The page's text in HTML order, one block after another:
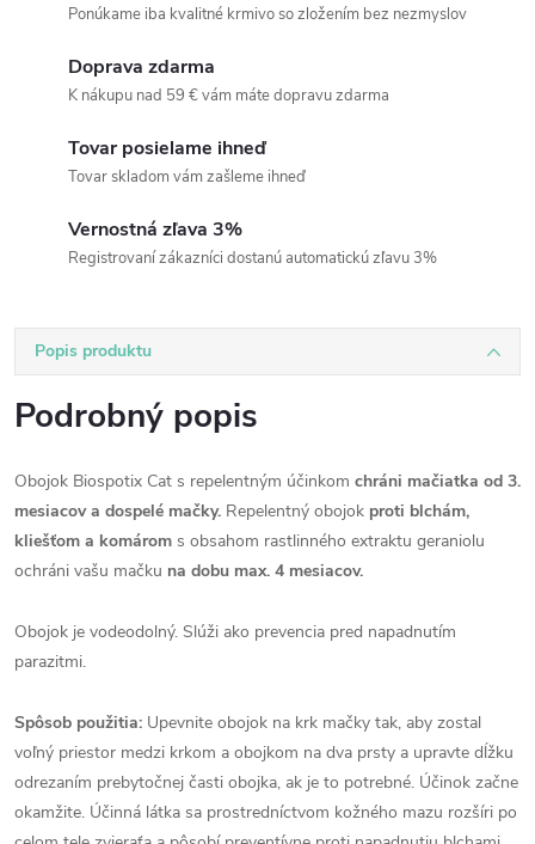
Ponúkame iba kvalitné krmivo so zložením bez nezmyslov
Doprava zdarma
K nákupu nad 59 € vám máte dopravu zdarma
Tovar posielame ihneď
Tovar skladom vám zašleme ihneď
Vernostná zľava 3%
Registrovaní zákazníci dostanú automatickú zľavu 3%
Popis produktu
Podrobný popis
Obojok Biospotix Cat s repelentným účinkom chráni mačiatka od 3.
mesiacov a dospelé mačky. Repelentný obojok proti blchám,
kliešťom a komárom s obsahom rastlinného extraktu geraniolu
ochráni vašu mačku na dobu max. 4 mesiacov.
Obojok je vodeodolný. Slúži ako prevencia pred napadnutím
parazitmi.
Spôsob použitia: Upevnite obojok na krk mačky tak, aby zostal
voľný priestor medzi krkom a obojkom na dva prsty a upravte dĺžku
odrezaním prebytočnej časti obojka, ak je to potrebné. Účinok začne
okamžite. Účinná látka sa prostredníctvom kožného mazu rozšíri po